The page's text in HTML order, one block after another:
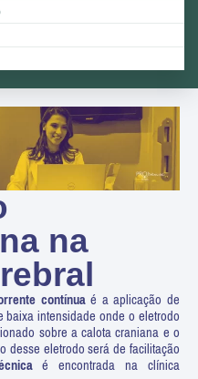
na
contínuaé a aplicação de
intensidade onde o eletrodo
sobre a calota craniana e o
desse eletrodo será de facilitação
é encontrada na clínica